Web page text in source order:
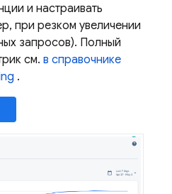
и настраивать
при резком увеличении
запросов). Полный
см. в справочнике
.